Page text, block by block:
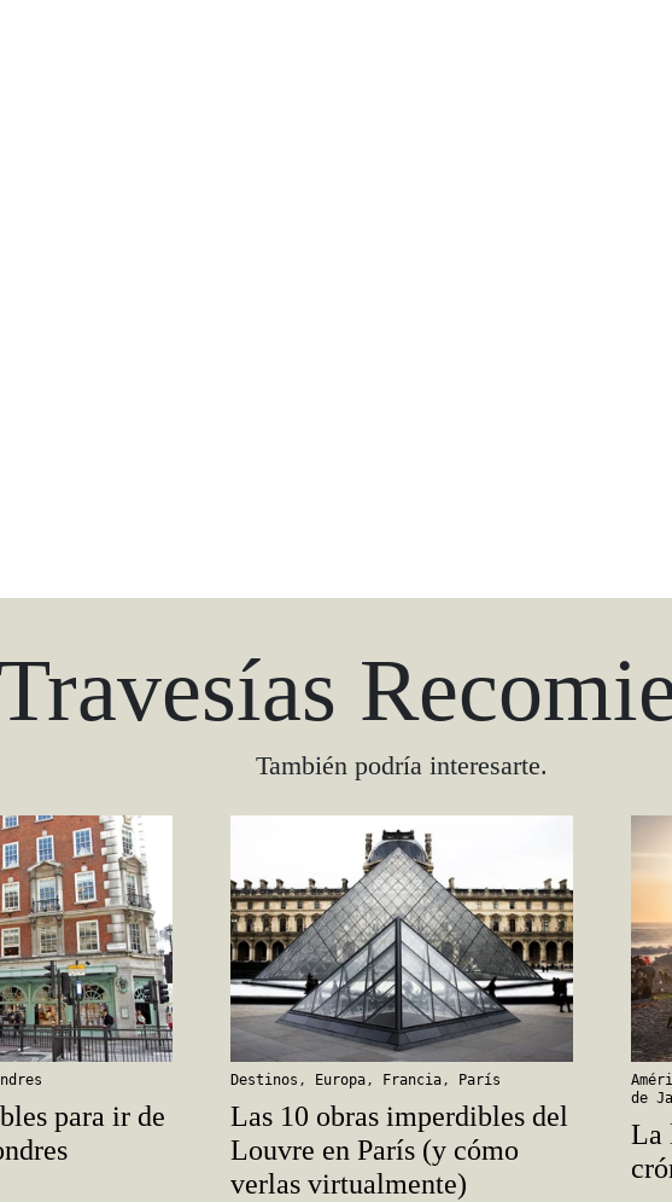
También podría interesarte.
para ir de
Destinos , Europa, Francia, París
Las 10 obras imperdibles del
Louvre en París (y cómo
verlas virtualmente)
de
La